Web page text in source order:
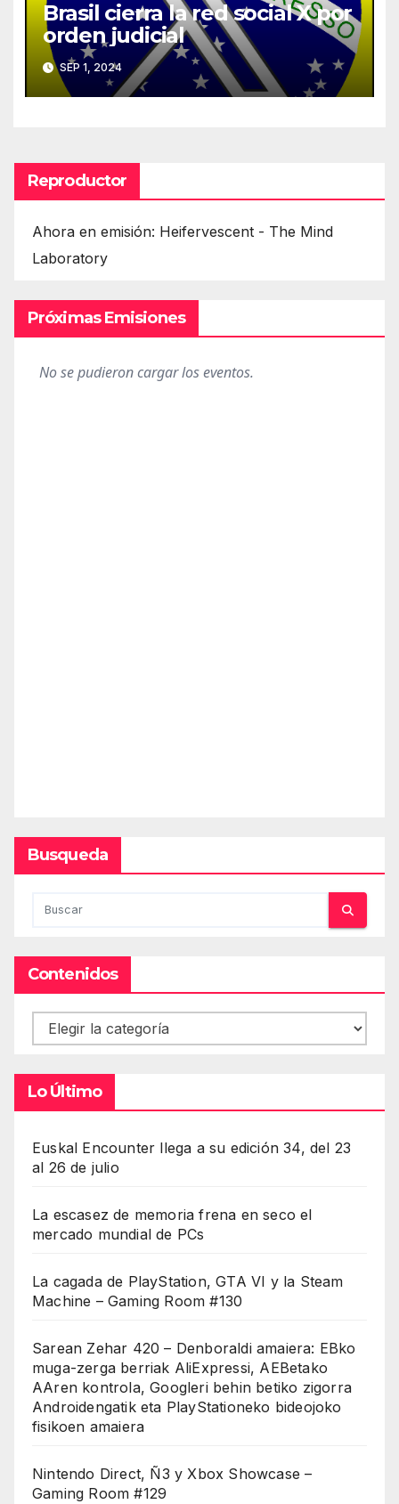
Brasil cierra la red social X por
orden judicial
SEP 1, 2024
Reproductor
Ahora en emisión: Heifervescent - The Mind
Laboratory
Próximas Emisiones
Busqueda
Contenidos
Contenidos
Lo Último
Euskal Encounter llega a su edición 34, del 23
al 26 de julio
La escasez de memoria frena en seco el
mercado mundial de PCs
La cagada de PlayStation, GTA VI y la Steam
Machine – Gaming Room #130
Sarean Zehar 420 – Denboraldi amaiera: EBko
muga-zerga berriak AliExpressi, AEBetako
AAren kontrola, Googleri behin betiko zigorra
Androidengatik eta PlayStationeko bideojoko
fisikoen amaiera
Nintendo Direct, Ñ3 y Xbox Showcase –
Gaming Room #129